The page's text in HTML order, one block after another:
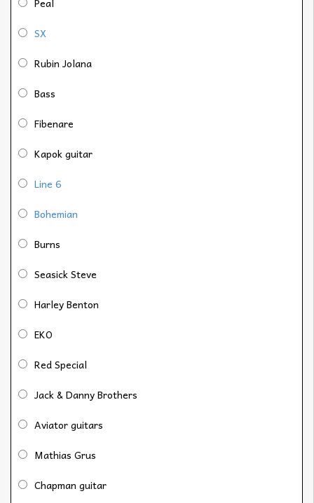
SX
Rubin Jolana
Bass
Fibenare
Kapok guitar
Line 6
Bohemian
Burns
Seasick Steve
Harley Benton
EKO
Red Special
Jack & Danny Brothers
Aviator guitars
Mathias Grus
Chapman guitar